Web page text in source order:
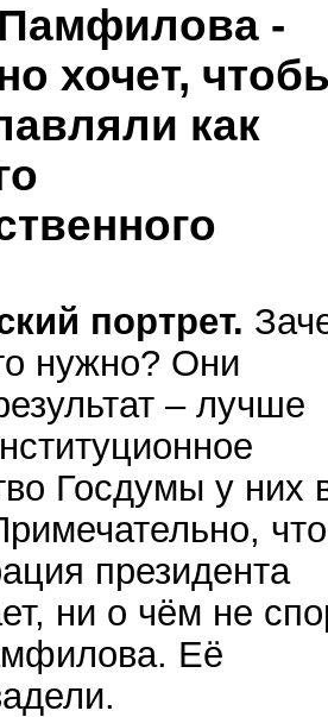
Памфилова -
хочет,
как
портрет.
нужно? Они
– лучше
Госдумы у них
что
президента
ни о чём не
Её